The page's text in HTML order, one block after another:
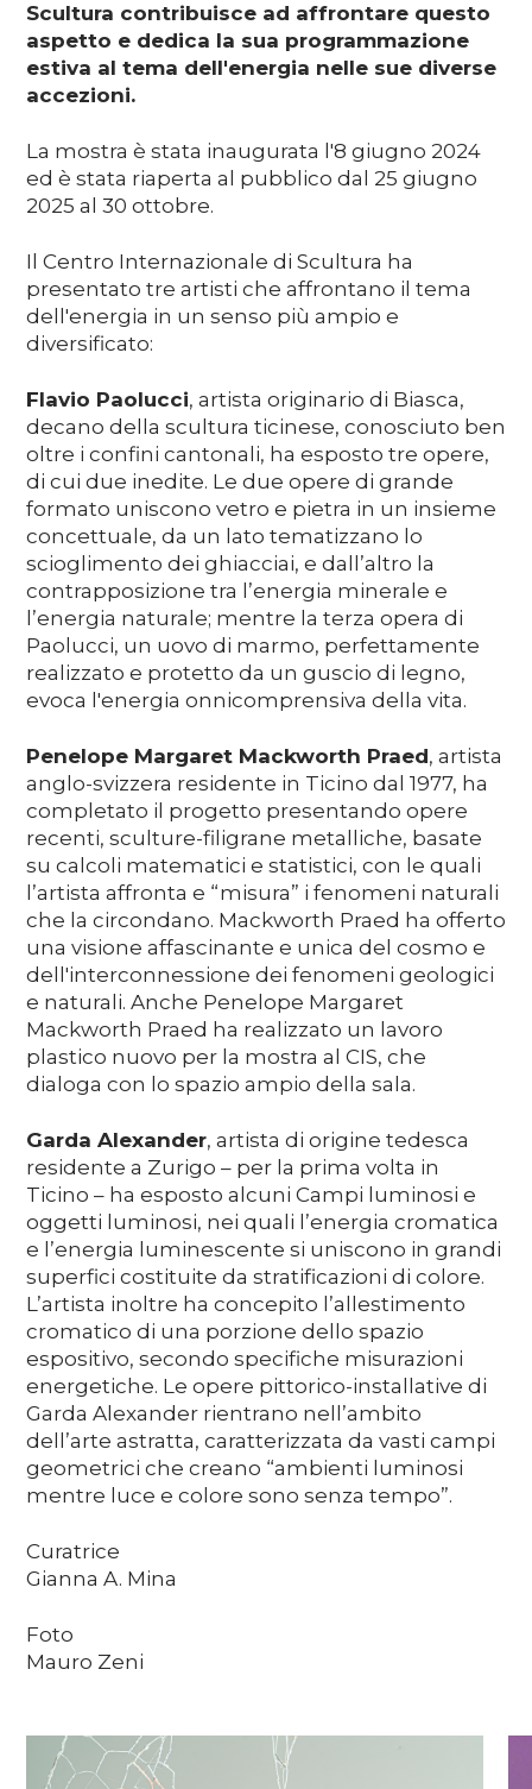
Scultura contribuisce ad affrontare questo
aspetto e dedica la sua programmazione
estiva al tema dell'energia nelle sue diverse
accezioni.
La mostra è stata inaugurata l'8 giugno 2024
ed è stata riaperta al pubblico dal 25 giugno
2025 al 30 ottobre.
Il Centro Internazionale di Scultura ha
presentato tre artisti che affrontano il tema
dell'energia in un senso più ampio e
diversificato:
Flavio Paolucci, artista originario di Biasca,
decano della scultura ticinese, conosciuto ben
oltre i confini cantonali, ha esposto tre opere,
di cui due inedite. Le due opere di grande
formato uniscono vetro e pietra in un insieme
concettuale, da un lato tematizzano lo
scioglimento dei ghiacciai, e dall’altro la
contrapposizione tra l’energia minerale e
l’energia naturale; mentre la terza opera di
Paolucci, un uovo di marmo, perfettamente
realizzato e protetto da un guscio di legno,
evoca l'energia onnicomprensiva della vita.
Penelope Margaret Mackworth Praed, artista
anglo-svizzera residente in Ticino dal 1977, ha
completato il progetto presentando opere
recenti, sculture-filigrane metalliche, basate
su calcoli matematici e statistici, con le quali
l’artista affronta e “misura” i fenomeni naturali
che la circondano. Mackworth Praed ha offerto
una visione affascinante e unica del cosmo e
dell'interconnessione dei fenomeni geologici
e naturali. Anche Penelope Margaret
Mackworth Praed ha realizzato un lavoro
plastico nuovo per la mostra al CIS, che
dialoga con lo spazio ampio della sala.
Garda Alexander, artista di origine tedesca
residente a Zurigo – per la prima volta in
Ticino – ha esposto alcuni Campi luminosi e
oggetti luminosi, nei quali l’energia cromatica
e l’energia luminescente si uniscono in grandi
superfici costituite da stratificazioni di colore.
L’artista inoltre ha concepito l’allestimento
cromatico di una porzione dello spazio
espositivo, secondo specifiche misurazioni
energetiche. Le opere pittorico-installative di
Garda Alexander rientrano nell’ambito
dell’arte astratta, caratterizzata da vasti campi
geometrici che creano “ambienti luminosi
mentre luce e colore sono senza tempo”.
Curatrice
Gianna A. Mina
Foto
Mauro Zeni